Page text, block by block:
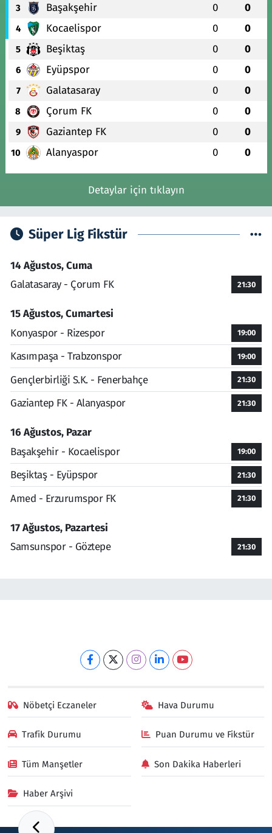
3 Başakşehir 0 0
4 Kocaelispor 0 0
5 Beşiktaş 0 0
6 Eyüpspor 0 0
7 Galatasaray 0 0
8 Çorum FK 0 0
9 Gaziantep FK 0 0
10 Alanyaspor 0 0
Detaylar için tıklayın
Süper Lig Fikstür
14 Ağustos, Cuma
Galatasaray - Çorum FK
21:30
15 Ağustos, Cumartesi
Konyaspor - Rizespor
19:00
Kasımpaşa - Trabzonspor 19:00
Gençlerbirliği S.K. - Fenerbahçe 21:30
Gaziantep FK - Alanyaspor 21:30
16 Ağustos, Pazar
Başakşehir - Kocaelispor
19:00
Beşiktaş - Eyüpspor 21:30
Amed - Erzurumspor FK 21:30
17 Ağustos, Pazartesi
Samsunspor - Göztepe
21:30
Nöbetçi Eczaneler Hava Durumu
Trafik Durumu Puan Durumu ve Fikstür
Tüm Manşetler Son Dakika Haberleri
Haber Arşivi